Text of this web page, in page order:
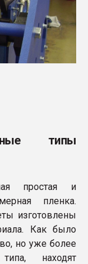
типы
простая и
пленка.
изготовлены
Как было
но уже более
находят